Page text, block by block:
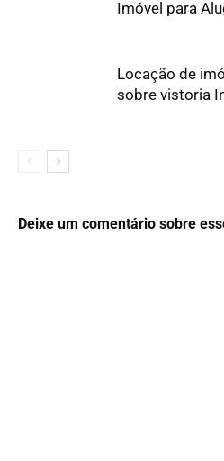
Imóvel para
Locação de
sobre vistoria
Deixe um comentário sobre